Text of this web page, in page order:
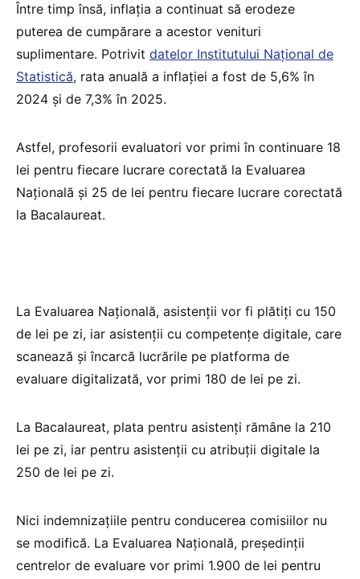
Între timp însă, inflația a continuat să erodeze
puterea de cumpărare a acestor venituri
suplimentare. Potrivit datelor Institutului Național de
Statistică, rata anuală a inflației a fost de 5,6% în
2024 și de 7,3% în 2025.
Astfel, profesorii evaluatori vor primi în continuare 18
lei pentru fiecare lucrare corectată la Evaluarea
Națională și 25 de lei pentru fiecare lucrare corectată
la Bacalaureat.
La Evaluarea Națională, asistenții vor fi plătiți cu 150
de lei pe zi, iar asistenții cu competențe digitale, care
scanează și încarcă lucrările pe platforma de
evaluare digitalizată, vor primi 180 de lei pe zi.
La Bacalaureat, plata pentru asistenți rămâne la 210
lei pe zi, iar pentru asistenții cu atribuții digitale la
250 de lei pe zi.
Nici indemnizațiile pentru conducerea comisiilor nu
se modifică. La Evaluarea Națională, președinții
centrelor de evaluare vor primi 1.900 de lei pentru